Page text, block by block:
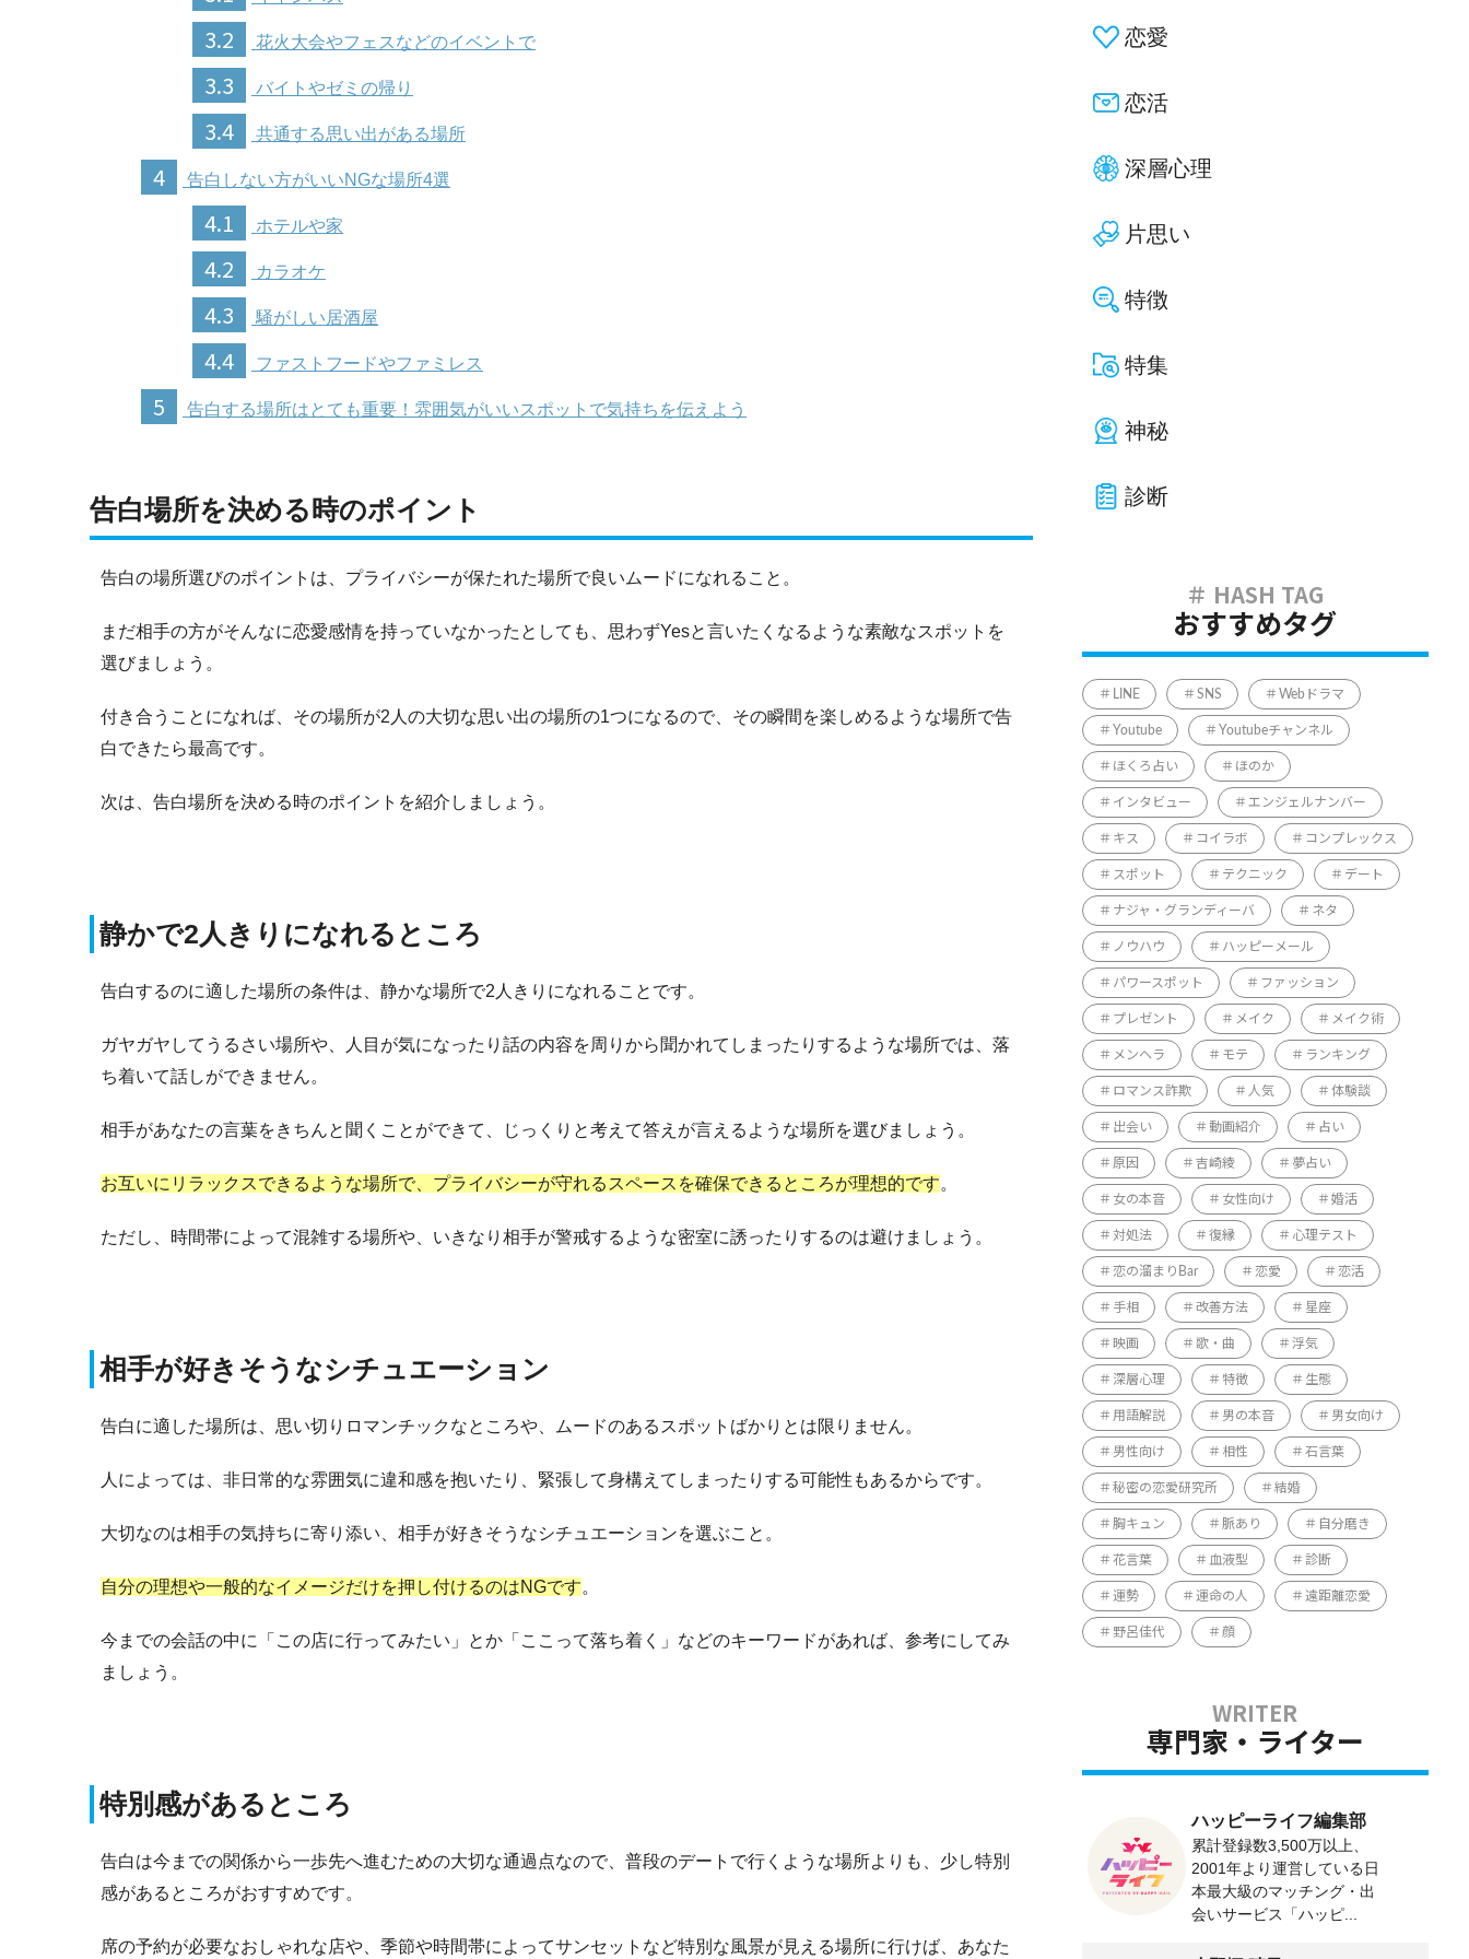
3.2 花火大会やフェスなどのイベントで
3.3 バイトやゼミの帰り
3.4 共通する思い出がある場所
4 告白しない方がいいNGな場所4選
4.1 ホテルや家
4.2 カラオケ
4.3 騒がしい居酒屋
4.4 ファストフードやファミレス
5 告白する場所はとても重要！雰囲気がいいスポットで気持ちを伝えよう
告白場所を決める時のポイント
告白の場所選びのポイントは、プライバシーが保たれた場所で良いムードになれること。
まだ相手の方がそんなに恋愛感情を持っていなかったとしても、思わずYesと言いたくなるような素敵なスポットを
選びましょう。
付き合うことになれば、その場所が2人の大切な思い出の場所の1つになるので、その瞬間を楽しめるような場所で告
白できたら最高です。
次は、告白場所を決める時のポイントを紹介しましょう。
静かで2人きりになれるところ
告白するのに適した場所の条件は、静かな場所で2人きりになれることです。
ガヤガヤしてうるさい場所や、人目が気になったり話の内容を周りから聞かれてしまったりするような場所では、落
ち着いて話しができません。
相手があなたの言葉をきちんと聞くことができて、じっくりと考えて答えが言えるような場所を選びましょう。
お互いにリラックスできるような場所で、プライバシーが守れるスペースを確保できるところが理想的です。
ただし、時間帯によって混雑する場所や、いきなり相手が警戒するような密室に誘ったりするのは避けましょう。
相手が好きそうなシチュエーション
告白に適した場所は、思い切りロマンチックなところや、ムードのあるスポットばかりとは限りません。
人によっては、非日常的な雰囲気に違和感を抱いたり、緊張して身構えてしまったりする可能性もあるからです。
大切なのは相手の気持ちに寄り添い、相手が好きそうなシチュエーションを選ぶこと。
自分の理想や一般的なイメージだけを押し付けるのはNGです。
今までの会話の中に「この店に行ってみたい」とか「ここって落ち着く」などのキーワードがあれば、参考にしてみ
ましょう。
特別感があるところ
告白は今までの関係から一歩先へ進むための大切な通過点なので、普段のデートで行くような場所よりも、少し特別
感があるところがおすすめです。
席の予約が必要なおしゃれな店や、季節や時間帯によってサンセットなど特別な風景が見える場所に行けば、あなた
恋愛
恋活
深層心理
片思い
特徴
特集
神秘
診断
おすすめタグ
LINE SNS Webドラマ
Youtube Youtubeチャンネル
ほくろ占い ほのか
インタビュー エンジェルナンバー
キス コイラボ コンプレックス
スポット テクニック デート
ナジャ・グランディーバ ネタ
ノウハウ ハッピーメール
パワースポット ファッション
プレゼント メイク メイク術
メンヘラ モテ ランキング
ロマンス詐欺 人気 体験談
出会い 動画紹介 占い
原因 吉崎綾 夢占い
女の本音 女性向け 婚活
対処法 復縁 心理テスト
恋の溜まりBar 恋愛 恋活
手相 改善方法 星座
映画 歌・曲 浮気
深層心理 特徴 生態
用語解説 男の本音 男女向け
男性向け 相性 石言葉
秘密の恋愛研究所 結婚
胸キュン 脈あり 自分磨き
花言葉 血液型 診断
運勢 運命の人 遠距離恋愛
野呂佳代 顔
専門家・ライター
ハッピーライフ編集部
累計登録数3,500万以上、
2001年より運営している日
本最大級のマッチング・出
会いサービス「ハッピ...